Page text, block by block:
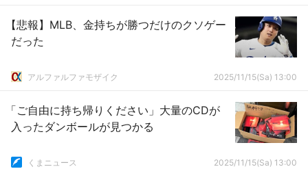
【悲報】MLB、金持ちが勝つだけのクソゲー
だった
アルファルファモザイク 2025/11/15(Sa) 13:00
「ご自由に持ち帰りください」大量のCDが
入ったダンボールが見つかる
くまニュース 2025/11/15(Sa) 13:00